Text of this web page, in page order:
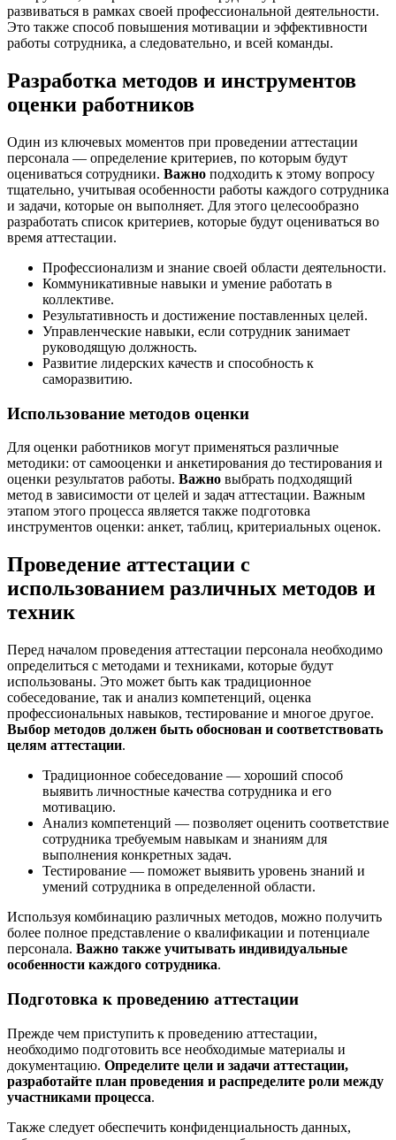
развиваться в рамках своей профессиональной деятельности.
Это также способ повышения мотивации и эффективности
работы сотрудника, а следовательно, и всей команды.
Разработка методов и инструментов
оценки работников
Один из ключевых моментов при проведении аттестации
персонала — определение критериев, по которым будут
оцениваться сотрудники. Важно подходить к этому вопросу
тщательно, учитывая особенности работы каждого сотрудника
и задачи, которые он выполняет. Для этого целесообразно
разработать список критериев, которые будут оцениваться во
время аттестации.
Профессионализм и знание своей области деятельности.
Коммуникативные навыки и умение работать в
коллективе.
Результативность и достижение поставленных целей.
Управленческие навыки, если сотрудник занимает
руководящую должность.
Развитие лидерских качеств и способность к
саморазвитию.
Использование методов оценки
Для оценки работников могут применяться различные
методики: от самооценки и анкетирования до тестирования и
оценки результатов работы. Важно выбрать подходящий
метод в зависимости от целей и задач аттестации. Важным
этапом этого процесса является также подготовка
инструментов оценки: анкет, таблиц, критериальных оценок.
Проведение аттестации с
использованием различных методов и
техник
Перед началом проведения аттестации персонала необходимо
определиться с методами и техниками, которые будут
использованы. Это может быть как традиционное
собеседование, так и анализ компетенций, оценка
профессиональных навыков, тестирование и многое другое.
Выбор методов должен быть обоснован и соответствовать
целям аттестации.
Традиционное собеседование — хороший способ
выявить личностные качества сотрудника и его
мотивацию.
Анализ компетенций — позволяет оценить соответствие
сотрудника требуемым навыкам и знаниям для
выполнения конкретных задач.
Тестирование — поможет выявить уровень знаний и
умений сотрудника в определенной области.
Используя комбинацию различных методов, можно получить
более полное представление о квалификации и потенциале
персонала. Важно также учитывать индивидуальные
особенности каждого сотрудника.
Подготовка к проведению аттестации
Прежде чем приступить к проведению аттестации,
необходимо подготовить все необходимые материалы и
документацию. Определите цели и задачи аттестации,
разработайте план проведения и распределите роли между
участниками процесса.
Также следует обеспечить конфиденциальность данных,